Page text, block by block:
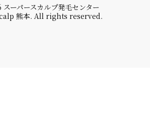
ーパースカルプ発毛センター
熊本. All rights reserved.